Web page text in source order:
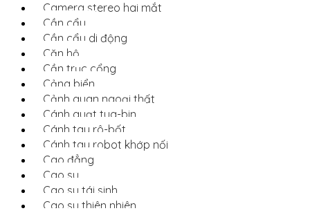
Camera stereo hai mắt
Cần cẩu
Cần cẩu di động
Căn hộ
Cần trục cổng
Cảng biển
Cảnh quan ngoại thất
Cánh quạt tua-bin
Cánh tay rô-bốt
Cánh tay robot khớp nối
Cao đẳng
Cao su
Cao su tái sinh
Cao su thiên nhiên